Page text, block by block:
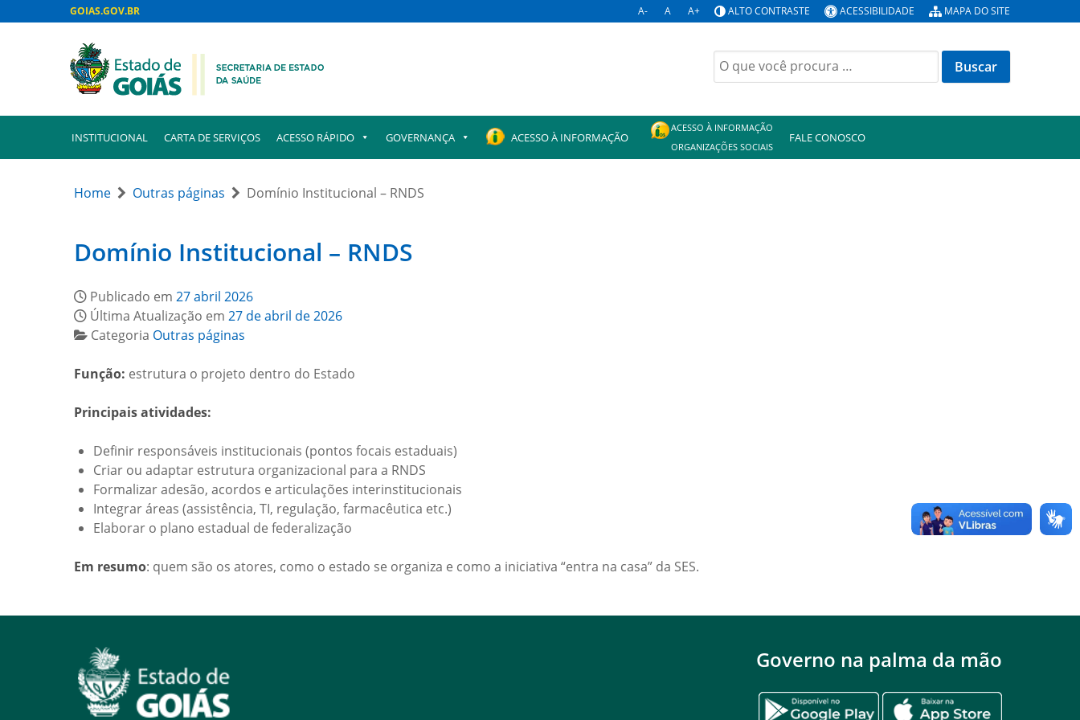
GOIAS.GOV.BR A- A A+ ALTO CONTRASTE ACESSIBILIDADE MAPA DO SITE
Buscar
por:
INSTITUCIONAL CARTA DE SERVIÇOS ACESSO RÁPIDO GOVERNANÇA ACESSO À INFORMAÇÃO
ACESSO À INFORMAÇÃO
ORGANIZAÇÕES SOCIAIS
FALE CONOSCO
Home Outras páginas Domínio Institucional – RNDS
Domínio Institucional – RNDS
Publicado em 27 abril 2026
Última Atualização em 27 de abril de 2026
Categoria Outras páginas
Função: estrutura o projeto dentro do Estado
Principais atividades:
Definir responsáveis institucionais (pontos focais estaduais)
Criar ou adaptar estrutura organizacional para a RNDS
Formalizar adesão, acordos e articulações interinstitucionais
Integrar áreas (assistência, TI, regulação, farmacêutica etc.)
Elaborar o plano estadual de federalização
Em resumo: quem são os atores, como o estado se organiza e como a iniciativa “entra na casa” da SES.
Governo na palma da mão